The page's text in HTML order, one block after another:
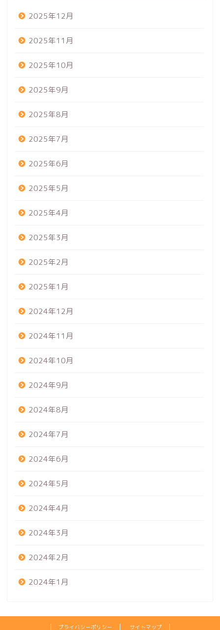
2025年12月
2025年11月
2025年10月
2025年9月
2025年8月
2025年7月
2025年6月
2025年5月
2025年4月
2025年3月
2025年2月
2025年1月
2024年12月
2024年11月
2024年10月
2024年9月
2024年8月
2024年7月
2024年6月
2024年5月
2024年4月
2024年3月
2024年2月
2024年1月
プライバシーポリシー サイトマップ